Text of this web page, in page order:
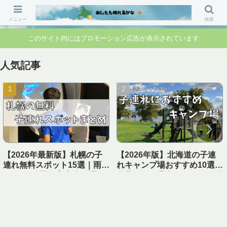
「行ってよかった」「準備して正解」 家族のお出かけ前の“不安”を“安心”に変
えるブログです。
このサイト内にはプロモーション広告が表示されています
人気記事
【2026年最新版】札幌の子
連れ無料スポット15選｜雨の
【2026年版】北海道の子連
れキャンプ場おすすめ10選｜
メニュー 検索